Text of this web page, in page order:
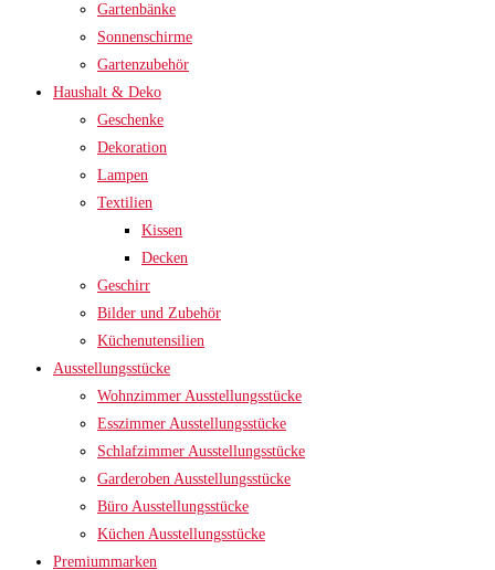
Gartenbänke
Sonnenschirme
Gartenzubehör
Haushalt & Deko
Geschenke
Dekoration
Lampen
Textilien
Kissen
Decken
Geschirr
Bilder und Zubehör
Küchenutensilien
Ausstellungsstücke
Wohnzimmer Ausstellungsstücke
Esszimmer Ausstellungsstücke
Schlafzimmer Ausstellungsstücke
Garderoben Ausstellungsstücke
Büro Ausstellungsstücke
Küchen Ausstellungsstücke
Premiummarken